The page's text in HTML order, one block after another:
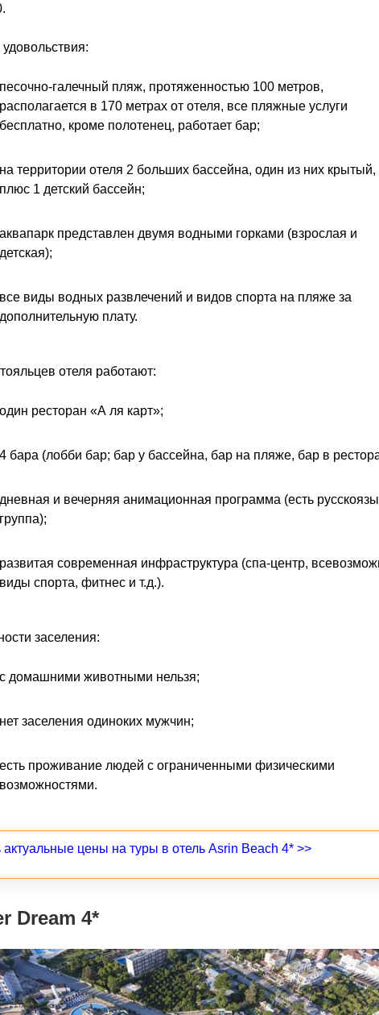
галечный пляж, протяженностью 100 метров,
в 170 метрах от отеля, все пляжные услуги
кроме полотенец, работает бар;
территории отеля 2 больших бассейна, один из них крытый,
1 детский бассейн;
представлен двумя водными горками (взрослая и
виды водных развлечений и видов спорта на пляже за
плату.
отеля работают:
ресторан «А ля карт»;
бара (лобби бар; бар у бассейна, бар на пляже, бар в
и вечерняя анимационная программа (есть
современная инфраструктура (спа-центр,
спорта, фитнес и т.д.).
заселения:
домашними животными нельзя;
заселения одиноких мужчин;
проживание людей с ограниченными физическими
актуальные цены на туры в отель Asrin Beach 4* >>
Dream 4*